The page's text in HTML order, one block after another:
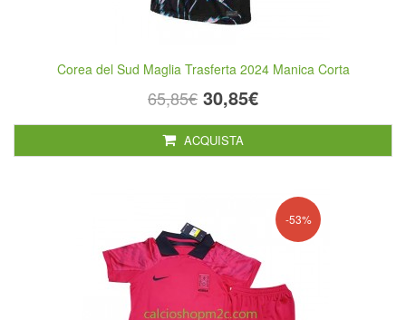
Corea del Sud Maglia Trasferta 2024 Manica Corta
65,85€ 30,85€
ACQUISTA
-53%